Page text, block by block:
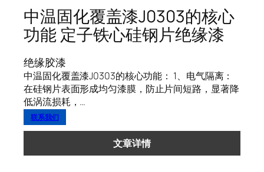
中温固化覆盖漆J0303的核心
功能 定子铁心硅钢片绝缘漆
绝缘胶漆
中温固化覆盖漆J0303的核心功能： 1、电气隔离：
在硅钢片表面形成均匀漆膜，防止片间短路，显著降
低涡流损耗，…
联系我们
文章详情